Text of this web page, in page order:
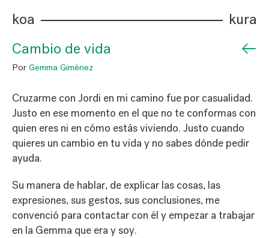
koa
kura
Cambio de vida
←
Por Gemma Giménez
Cruzarme con Jordi en mi camino fue por casualidad.
Justo en ese momento en el que no te conformas con
quien eres ni en cómo estás viviendo. Justo cuando
quieres un cambio en tu vida y no sabes dónde pedir
ayuda.
Su manera de hablar, de explicar las cosas, las
expresiones, sus gestos, sus conclusiones, me
convenció para contactar con él y empezar a trabajar
en la Gemma que era y soy.